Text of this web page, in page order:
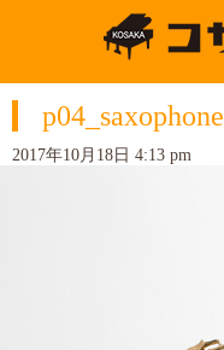
p04_saxophone
2017年10月18日 4:13 pm